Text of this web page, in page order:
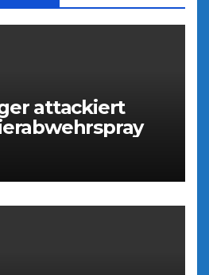
attackiert